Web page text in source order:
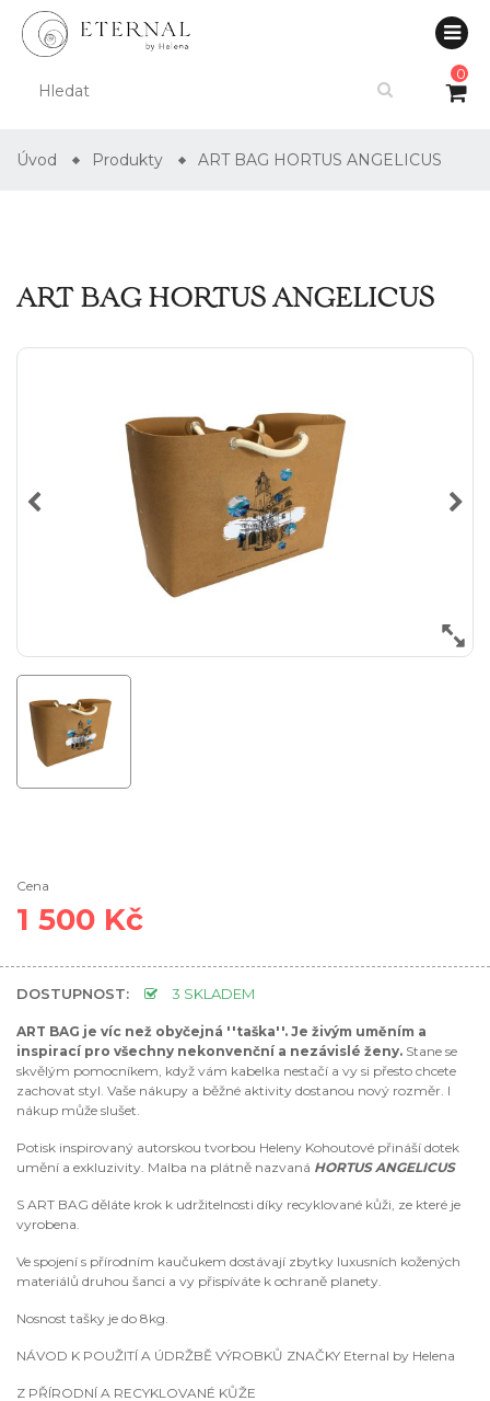
0
Úvod Produkty ART BAG HORTUS ANGELICUS
ART BAG HORTUS ANGELICUS
Cena
1 500 Kč
DOSTUPNOST: 3 SKLADEM
ART BAG je víc než obyčejná ''taška''. Je živým uměním a
inspirací pro všechny nekonvenční a nezávislé ženy. Stane se
skvělým pomocníkem, když vám kabelka nestačí a vy si přesto chcete
zachovat styl. Vaše nákupy a běžné aktivity dostanou nový rozměr. I
nákup může slušet.
Potisk inspirovaný autorskou tvorbou Heleny Kohoutové přináší dotek
umění a exkluzivity. Malba na plátně nazvaná HORTUS ANGELICUS
S ART BAG děláte krok k udržitelnosti díky recyklované kůži, ze které je
vyrobena.
Ve spojení s přírodním kaučukem dostávají zbytky luxusních kožených
materiálů druhou šanci a vy přispíváte k ochraně planety.
Nosnost tašky je do 8kg.
NÁVOD K POUŽITÍ A ÚDRŽBĚ VÝROBKŮ ZNAČKY Eternal by Helena
Z PŘÍRODNÍ A RECYKLOVANÉ KŮŽE